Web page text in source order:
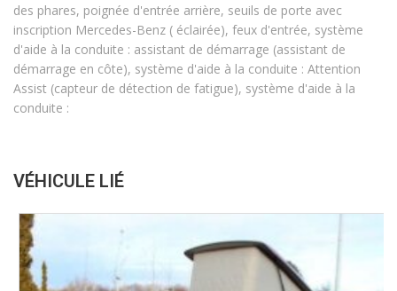
des phares, poignée d'entrée arrière, seuils de porte avec
inscription Mercedes-Benz ( éclairée), feux d'entrée, système
d'aide à la conduite : assistant de démarrage (assistant de
démarrage en côte), système d'aide à la conduite : Attention
Assist (capteur de détection de fatigue), système d'aide à la
conduite :
VÉHICULE LIÉ